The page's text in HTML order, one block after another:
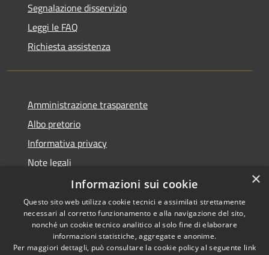
Segnalazione disservizio
Leggi le FAQ
Richiesta assistenza
Amministrazione trasparente
Albo pretorio
Informativa privacy
Note legali
Dichiarazione di accessibilità
RSS
Copyright © 2026 • Comune di
×
Informazioni sui cookie
Questo sito web utilizza cookie tecnici e assimilati strettamente
necessari al corretto funzionamento e alla navigazione del sito,
nonché un cookie tecnico analitico al solo fine di elaborare
informazioni statistiche, aggregate e anonime.
Per maggiori dettagli, può consultare la cookie policy al seguente link